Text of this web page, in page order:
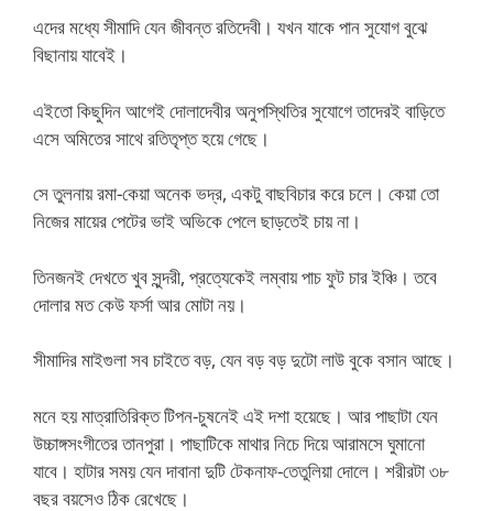
এদের মধ্যে সীমাদি যেন জীবন্ত রতিদেবী। যখন যাকে পান সুযোগ বুঝে
বিছানায় যাবেই।
এইতো কিছুদিন আগেই দোলাদেবীর অনুপস্থিতির সুযোগে তাদেরই বাড়িতে
এসে অমিতের সাথে রতিতৃপ্ত হয়ে গেছে।
সে তুলনায় রমা-কেয়া অনেক ভদ্র, একটু বাছবিচার করে চলে। কেয়া তো
নিজের মায়ের পেটের ভাই অভিকে পেলে ছাড়তেই চায় না।
তিনজনই দেখতে খুব সুন্দরী, প্রত্যেকেই লম্বায় পাচ ফুট চার ইঞ্চি। তবে
দোলার মত কেউ ফর্সা আর মোটা নয়।
সীমাদির মাইগুলা সব চাইতে বড়, যেন বড় বড় দুটো লাউ বুকে বসান আছে।
মনে হয় মাত্রাতিরিক্ত টিপন-চুষনেই এই দশা হয়েছে। আর পাছাটা যেন
উচ্চাঙ্গসংগীতের তানপুরা। পাছাটিকে মাথার নিচে দিয়ে আরামসে ঘুমানো
যাবে। হাটার সময় যেন দাবানা দুটি টেকনাফ-তেতুলিয়া দোলে। শরীরটা ৩৮
বছর বয়সেও ঠিক রেখেছে।